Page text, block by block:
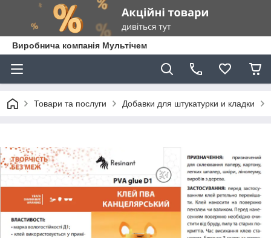
Виробнича компанія Мультічем
Товари та послуги Добавки для штукатурки и кладки